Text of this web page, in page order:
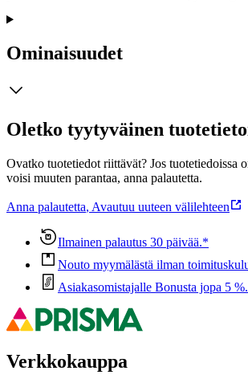
Ominaisuudet
Oletko tyytyväinen
Ovatko tuotetiedot riittävät? Jos tuotetiedoissa
voisi muuten parantaa, anna palautetta.
Anna palautetta, Avautuu uuteen välilehteen
Ilmainen palautus 30 päivää.*
Nouto myymälästä ilman
Asiakasomistajalle Bonusta jopa 5
Verkkokauppa